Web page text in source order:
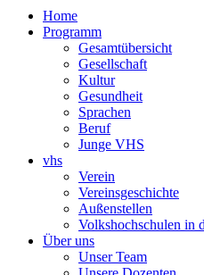
Home
Programm
Gesamtübersicht
Gesellschaft
Kultur
Gesundheit
Sprachen
Beruf
Junge VHS
vhs
Verein
Vereinsgeschichte
Außenstellen
Volkshochschulen in
Über uns
Unser Team